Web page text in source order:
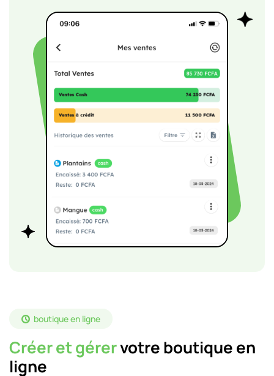
boutique en ligne
Créer et gérervotre boutique en
ligne